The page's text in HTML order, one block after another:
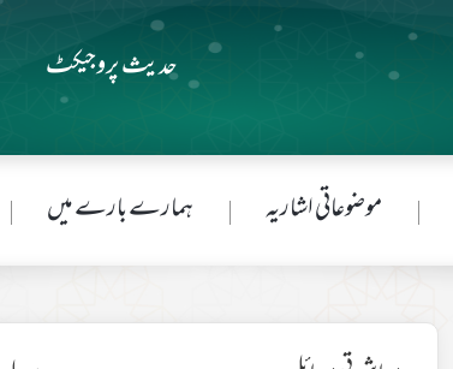
حدیث پروجیکٹ
موضوعاتی اشاریہ ہمارے بارے میں